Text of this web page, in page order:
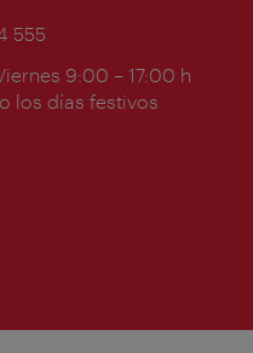
555
9:00 – 17:00 h
los días festivos